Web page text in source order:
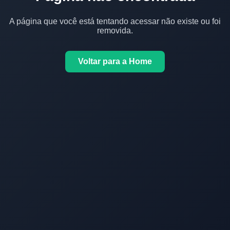
A página que você está tentando acessar não existe ou foi
removida.
Voltar para a Home